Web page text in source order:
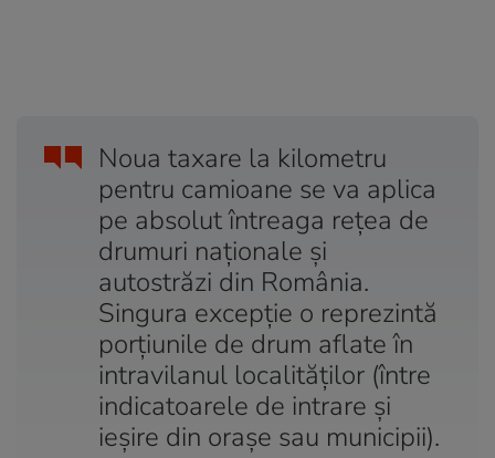
Noua taxare la kilometru
pentru camioane se va aplica
pe absolut întreaga rețea de
drumuri naționale și
autostrăzi din România.
Singura excepție o reprezintă
porțiunile de drum aflate în
intravilanul localităților (între
indicatoarele de intrare și
ieșire din orașe sau municipii).